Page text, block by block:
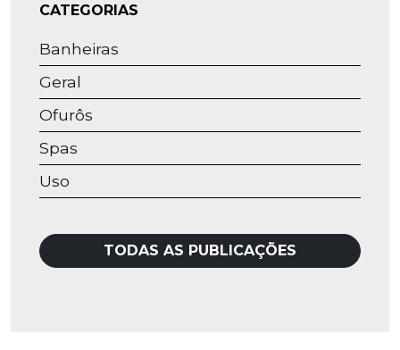
CATEGORIAS
Banheiras
Geral
Ofurôs
Spas
Uso
TODAS AS PUBLICAÇÕES